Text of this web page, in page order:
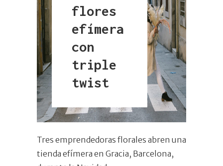
flores
efímera
con
triple
twist
Tres emprendedoras florales abren una
tienda efímera en Gracia, Barcelona,